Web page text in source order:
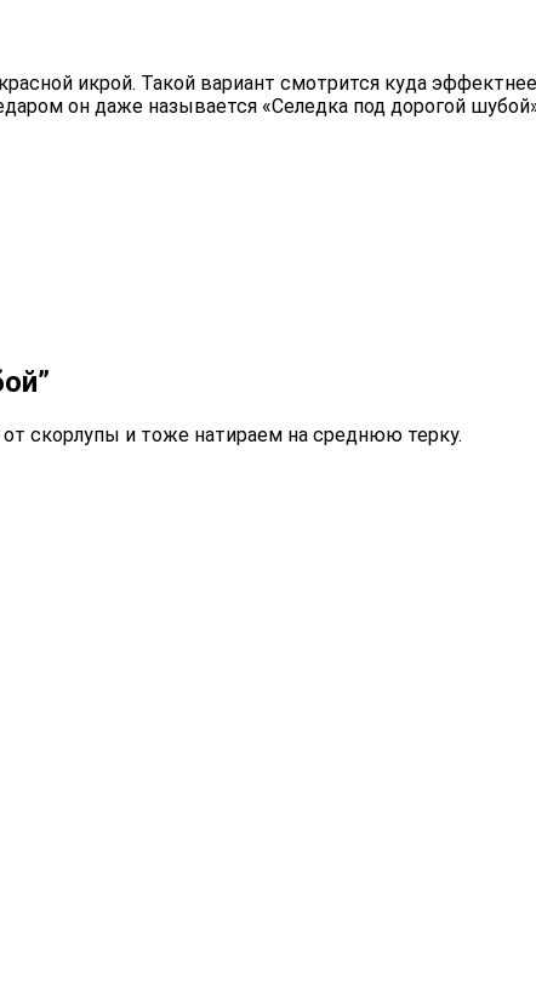
икрой. Такой вариант смотрится куда
он даже называется «Селедка под дорогой
скорлупы и тоже натираем на среднюю терку.